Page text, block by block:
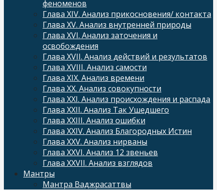
феноменов
Глава XIV. Анализ прикосновения/ контакта
Глава XV. Анализ внутренней природы
Глава XVI. Анализ заточения и
освобождения
Глава XVII. Анализ действий и результатов
Глава XVIII. Анализ самости
Глава XIX. Анализ времени
Глава XX. Анализ совокупности
Глава XXI. Анализ происхождения и распада
Глава XXII. Анализ Так Ушедшего
Глава XXIII. Анализ ошибки
Глава XXIV. Анализ Благородных Истин
Глава XXV. Анализ нирваны
Глава XXVI. Анализ 12 звеньев
Глава XXVII. Анализ взглядов
Мантры
Мантра Ваджрасаттвы